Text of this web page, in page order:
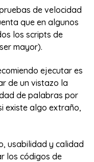
de velocidad
que en algunos
los scripts de
mayor).
ejecutar es
de un vistazo la
de palabras por
existe algo extraño,
usabilidad y calidad
los códigos de